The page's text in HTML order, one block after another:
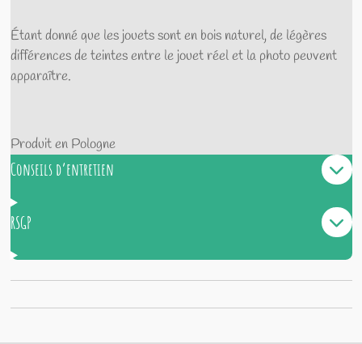
Étant donné que les jouets sont en bois naturel, de légères
différences de teintes entre le jouet réel et la photo peuvent
apparaître.
Produit en Pologne
Conseils d’entretien
RSGP